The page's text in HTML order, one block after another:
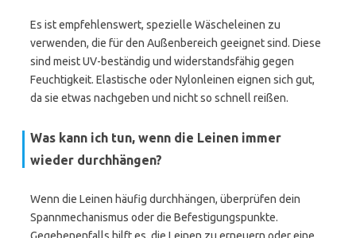
Es ist empfehlenswert, spezielle Wäscheleinen zu
verwenden, die für den Außenbereich geeignet sind. Diese
sind meist UV-beständig und widerstandsfähig gegen
Feuchtigkeit. Elastische oder Nylonleinen eignen sich gut,
da sie etwas nachgeben und nicht so schnell reißen.
Was kann ich tun, wenn die Leinen immer
wieder durchhängen?
Wenn die Leinen häufig durchhängen, überprüfen dein
Spannmechanismus oder die Befestigungspunkte.